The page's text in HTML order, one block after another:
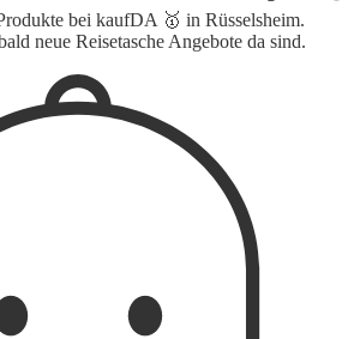
bei kaufDA 🥇 in Rüsselsheim.
neue Reisetasche Angebote da sind.